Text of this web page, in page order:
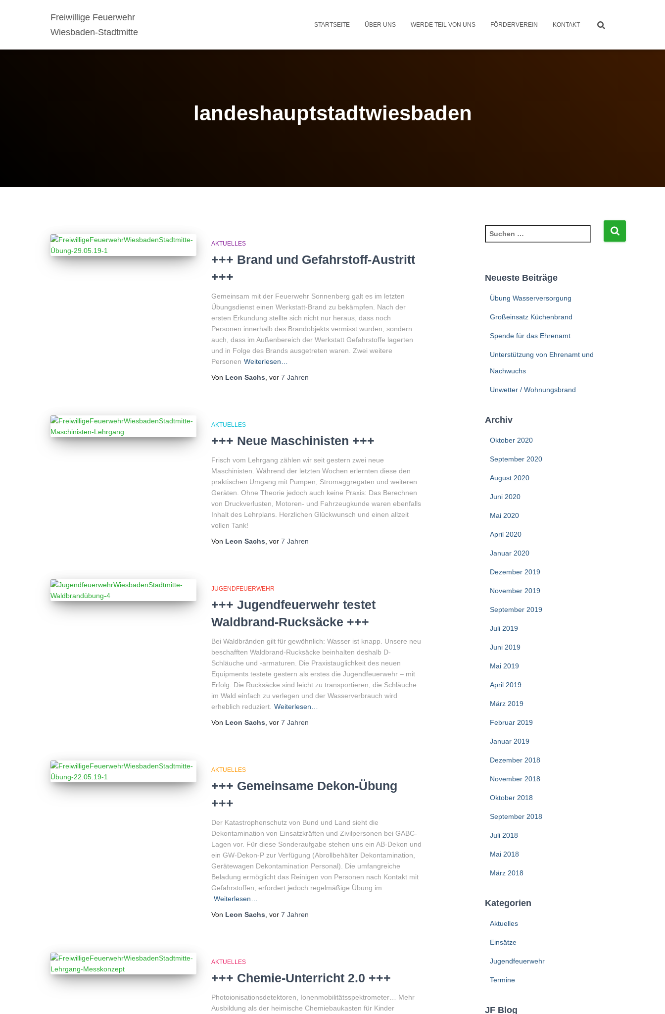
Freiwillige Feuerwehr
Wiesbaden-Stadtmitte
STARTSEITE ÜBER UNS WERDE TEIL VON UNS FÖRDERVEREIN KONTAKT
landeshauptstadtwiesbaden
AKTUELLES
+++ Brand und Gefahrstoff-Austritt
+++
Gemeinsam mit der Feuerwehr Sonnenberg galt es im letzten
Übungsdienst einen Werkstatt-Brand zu bekämpfen. Nach der
ersten Erkundung stellte sich nicht nur heraus, dass noch
Personen innerhalb des Brandobjekts vermisst wurden, sondern
auch, dass im Außenbereich der Werkstatt Gefahrstoffe lagerten
und in Folge des Brands ausgetreten waren. Zwei weitere
Personen Weiterlesen…
Von Leon Sachs , vor 7 Jahren
AKTUELLES
+++ Neue Maschinisten +++
Frisch vom Lehrgang zählen wir seit gestern zwei neue
Maschinisten. Während der letzten Wochen erlernten diese den
praktischen Umgang mit Pumpen, Stromaggregaten und weiteren
Geräten. Ohne Theorie jedoch auch keine Praxis: Das Berechnen
von Druckverlusten, Motoren- und Fahrzeugkunde waren ebenfalls
Inhalt des Lehrplans. Herzlichen Glückwunsch und einen allzeit
vollen Tank!
Von Leon Sachs , vor 7 Jahren
JUGENDFEUERWEHR
+++ Jugendfeuerwehr testet
Waldbrand-Rucksäcke +++
Bei Waldbränden gilt für gewöhnlich: Wasser ist knapp. Unsere neu
beschafften Waldbrand-Rucksäcke beinhalten deshalb D-
Schläuche und -armaturen. Die Praxistauglichkeit des neuen
Equipments testete gestern als erstes die Jugendfeuerwehr – mit
Erfolg. Die Rucksäcke sind leicht zu transportieren, die Schläuche
im Wald einfach zu verlegen und der Wasserverbrauch wird
erheblich reduziert. Weiterlesen…
Von Leon Sachs , vor 7 Jahren
AKTUELLES
+++ Gemeinsame Dekon-Übung
+++
Der Katastrophenschutz von Bund und Land sieht die
Dekontamination von Einsatzkräften und Zivilpersonen bei GABC-
Lagen vor. Für diese Sonderaufgabe stehen uns ein AB-Dekon und
ein GW-Dekon-P zur Verfügung (Abrollbehälter Dekontamination,
Gerätewagen Dekontamination Personal). Die umfangreiche
Beladung ermöglicht das Reinigen von Personen nach Kontakt mit
Gefahrstoffen, erfordert jedoch regelmäßige Übung im
Weiterlesen…
Von Leon Sachs , vor 7 Jahren
AKTUELLES
+++ Chemie-Unterricht 2.0 +++
Photoionisationsdetektoren, Ionenmobilitätsspektrometer… Mehr
Ausbildung als der heimische Chemiebaukasten für Kinder
u
eNeueste Beiträge
Übung Wasserversorgung
Großeinsatz Küchenbrand
Spende für das Ehrenamt
Unterstützung von Ehrenamt und
Nachwuchs
Unwetter / Wohnungsbrand
Archiv
Oktober 2020
September 2020
August 2020
Juni 2020
Mai 2020
April 2020
Januar 2020
Dezember 2019
November 2019
September 2019
Juli 2019
Juni 2019
Mai 2019
April 2019
März 2019
Februar 2019
Januar 2019
Dezember 2018
November 2018
Oktober 2018
September 2018
Juli 2018
Mai 2018
März 2018
Kategorien
Aktuelles
Einsätze
Jugendfeuerwehr
Termine
JF Blog